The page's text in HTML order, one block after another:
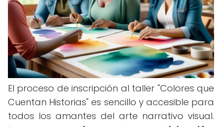
El proceso de inscripción al taller "Colores que
Cuentan Historias" es sencillo y accesible para
todos los amantes del arte narrativo visual.